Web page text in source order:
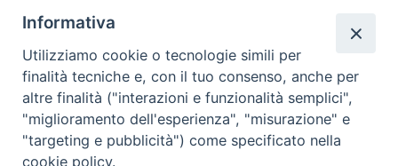
Temi:
CINEMA
PROGETTI
SALUTE MENTALE
Informativa
Utilizziamo cookie o tecnologie simili per
finalità tecniche e, con il tuo consenso, anche per
altre finalità ("interazioni e funzionalità semplici",
"miglioramento dell'esperienza", "misurazione" e
"targeting e pubblicità") come specificato nella
cookie policy.